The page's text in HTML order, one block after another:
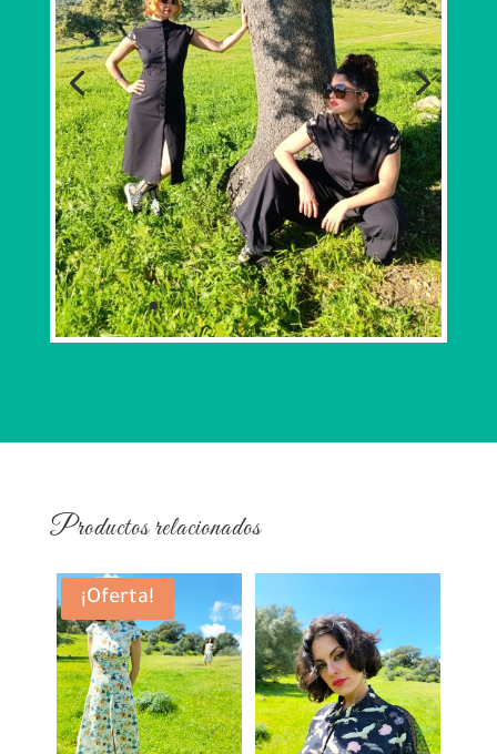
Productos relacionados
¡Oferta!